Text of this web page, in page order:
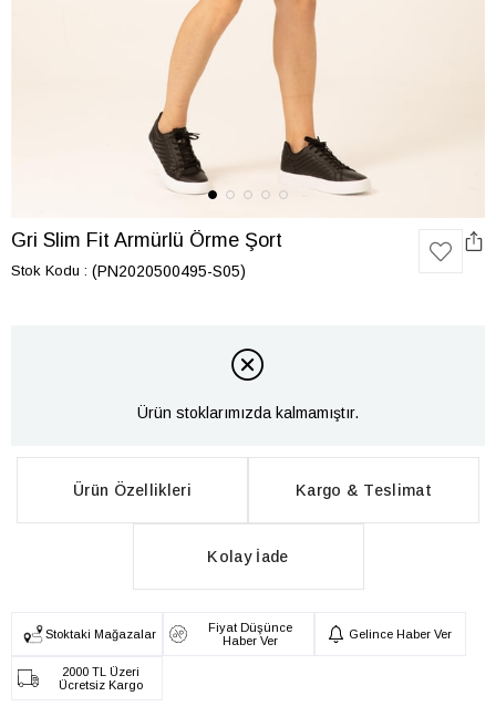
Gri Slim Fit Armürlü Örme Şort
Stok Kodu (PN2020500495-S05)
Ürün stoklarımızda kalmamıştır.
Ürün Özellikleri Kargo & Teslimat
Kolay İade
Stoktaki Mağazalar
Fiyat Düşünce
Haber Ver
Gelince Haber Ver
2000 TL Üzeri
Ücretsiz Kargo